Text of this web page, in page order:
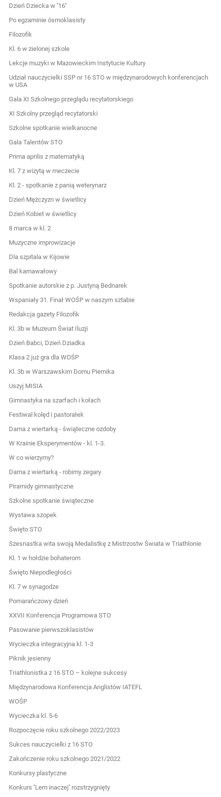
Dzień Dziecka w ''16''
Po egzaminie ósmoklasisty
Filozofik
Kl. 6 w zielonej szkole
Lekcje muzyki w Mazowieckim Instytucie Kultury
Udział nauczycielki SSP nr 16 STO w międzynarodowych konferencjach
w USA
Gala XI Szkolnego przeglądu recytatorskiego
XI Szkolny przegląd recytatorski
Szkolne spotkanie wielkanocne
Gala Talentów STO
Prima aprilis z matematyką
Kl. 7 z wizytą w meczecie
Kl. 2 - spotkanie z panią weterynarz
Dzień Mężczyzn w świetlicy
Dzień Kobiet w świetlicy
8 marca w kl. 2
Muzyczne improwizacje
Dla szpitala w Kijowie
Bal karnawałowy
Spotkanie autorskie z p. Justyną Bednarek
Wspaniały 31. Finał WOŚP w naszym sztabie
Redakcja gazety Filozofik
Kl. 3b w Muzeum Świat Iluzji
Dzień Babci, Dzień Dziadka
Klasa 2 już gra dla WOŚP
Kl. 3b w Warszawskim Domu Piernika
Uszyj MISIA
Gimnastyka na szarfach i kołach
Festiwal kolęd i pastorałek
Dama z wiertarką - świąteczne ozdoby
W Krainie Eksperymentów - kl. 1-3.
W co wierzymy?
Dama z wiertarką - robimy zegary
Piramidy gimnastyczne
Szkolne spotkanie świąteczne
Wystawa szopek
Święto STO
Szesnastka wita swoją Medalistkę z Mistrzostw Świata w Triathlonie
Kl. 1 w hołdzie bohaterom
Święto Niepodległości
Kl. 7 w synagodze
Pomarańczowy dzień
XXVII Konferencja Programowa STO
Pasowanie pierwszoklasistów
Wycieczka integracyjna kl. 1-3
Piknik jesienny
Triathlonistka z 16 STO – kolejne sukcesy
Międzynarodowa Konferencja Anglistów IATEFL
WOŚP
Wycieczka kl. 5-6
Rozpoczęcie roku szkolnego 2022/2023
Sukces nauczycielki z 16 STO
Zakończenie roku szkolnego 2021/2022
Konkursy plastyczne
Konkurs ''Lem inaczej'' rozstrzygnięty